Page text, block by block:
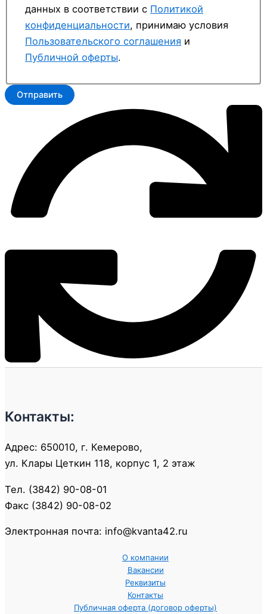
данных в соответствии с Политикой
конфиденциальности, принимаю условия
Пользовательского соглашения и
Публичной оферты.
Отправить
Контакты:
Адрес: 650010, г. Кемерово,
ул. Клары Цеткин 118, корпус 1, 2 этаж
Тел. (3842) 90-08-01
Факс (3842) 90-08-02
Электронная почта: info@kvanta42.ru
О компании
Вакансии
Реквизиты
Контакты
Публичная оферта (договор оферты)